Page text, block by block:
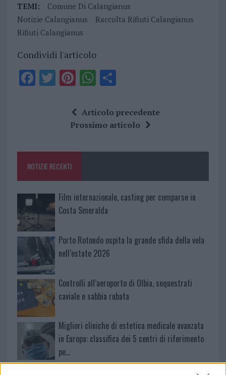
TEMI:
Comune Di Calangianus
Notizie Calangianus
Raccolta Rifiuti Calangianus
Rifiuti Calangianus
Condividi l'articolo
F
o
k
T Pi
te
re
W
at
s
p
S
a
re
Articolo precedente
Prossimo articolo
NOTIZIE RECENTI
Film internazionale, casting per comparse in
Costa Smeralda
Porto Rotondo ospita la grande sfida della vela
nell’estate 2026
Controlli all’aeroporto di Olbia, sequestrati
caviale e sabbia rubata
Migliori cliniche di estetica medicale avanzata
in Europa: classifica dei 5 centri di riferimento
pe…